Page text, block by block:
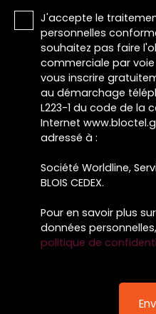
J'accepte le
personnelles
souhaitez pas faire
commerciale par
vous inscrire
au démarchage
L223-1 du code de la
Internet
adressé à :
Société Worldline,
BLOIS CEDEX.
Pour en savoir plus
données
politique de